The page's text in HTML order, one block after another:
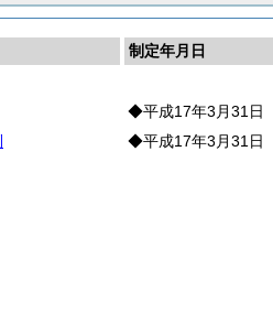
制定年月日
◆平成17年3月31日
◆平成17年3月31日